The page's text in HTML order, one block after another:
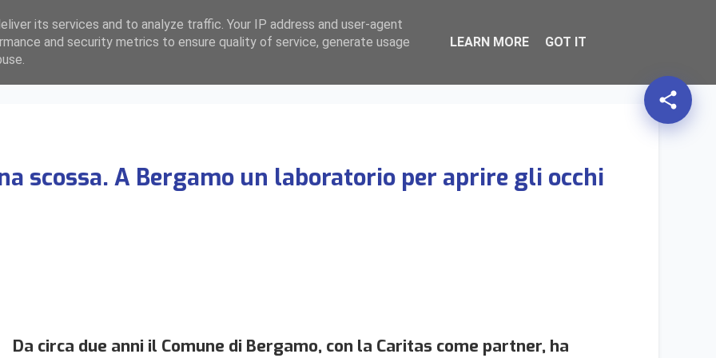
HOMEAZIONIexpand_moreTERRITORIO
scossa. A Bergamo un laboratorio per aprire gli occhi
share
Da circa due anni il Comune di Bergamo, con la Caritas come partner, ha
its services and to analyze traffic. Your IP address and user-agent
and security metrics to ensure quality of service, generate usage
LEARN MORE GOT IT